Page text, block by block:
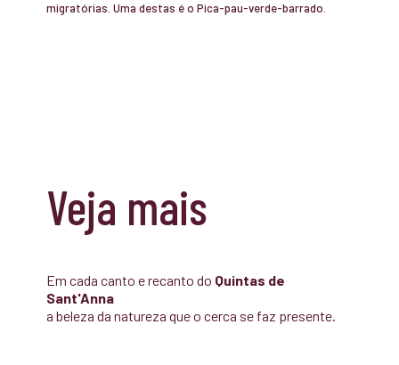
migratórias. Uma destas é o Pica-pau-verde-barrado.
Veja mais
Em cada canto e recanto do Quintas de
Sant'Anna
a beleza da natureza que o cerca se faz presente.